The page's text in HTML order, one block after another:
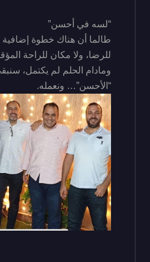
“لسه في أحسن”
طالما أن هناك خطوة إضافية
للرضا، ولا مكان للراحة
ومادام الحلم لم يكتمل،
“الأحسن”… ونعمله.